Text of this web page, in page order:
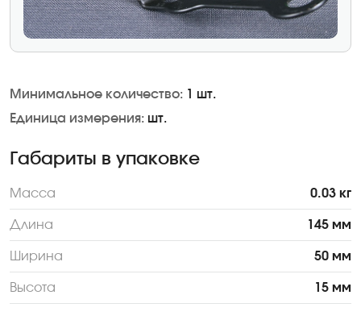
Минимальное количество: 1 шт.
Единица измерения: шт.
Габариты в упаковке
Масса 0.03 кг
Длина 145 мм
Ширина 50 мм
Высота 15 мм